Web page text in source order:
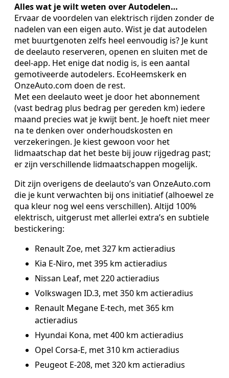
Alles wat je wilt weten over Autodelen…
Ervaar de voordelen van elektrisch rijden zonder de
nadelen van een eigen auto. Wist je dat autodelen
met buurtgenoten zelfs heel eenvoudig is? Je kunt
de deelauto reserveren, openen en sluiten met de
deel-app. Het enige dat nodig is, is een aantal
gemotiveerde autodelers. EcoHeemskerk en
OnzeAuto.com doen de rest.
Met een deelauto weet je door het abonnement
(vast bedrag plus bedrag per gereden km) iedere
maand precies wat je kwijt bent. Je hoeft niet meer
na te denken over onderhoudskosten en
verzekeringen. Je kiest gewoon voor het
lidmaatschap dat het beste bij jouw rijgedrag past;
er zijn verschillende lidmaatschappen mogelijk.
Dit zijn overigens de deelauto’s van OnzeAuto.com
die je kunt verwachten bij ons initiatief (alhoewel ze
qua kleur nog wel eens verschillen). Altijd 100%
elektrisch, uitgerust met allerlei extra’s en subtiele
bestickering:
Renault Zoe, met 327 km actieradius
Kia E-Niro, met 395 km actieradius
Nissan Leaf, met 220 actieradius
Volkswagen ID.3, met 350 km actieradius
Renault Megane E-tech, met 365 km
actieradius
Hyundai Kona, met 400 km actieradius
Opel Corsa-E, met 310 km actieradius
Peugeot E-208, met 320 km actieradius